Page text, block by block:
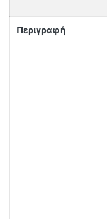
Περιγραφή